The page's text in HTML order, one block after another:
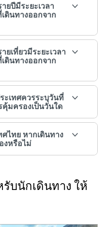
ยปีมีระยะเวลา
ดินทางออกจาก
ยเที่ยวมีระยะเวลา
ดินทางออกจาก
ะเทศควรระบุวันที่
มครองเป็นวันใด
ไทย หากเดินทาง
งหรือไม่
บนักเดินทาง ให้